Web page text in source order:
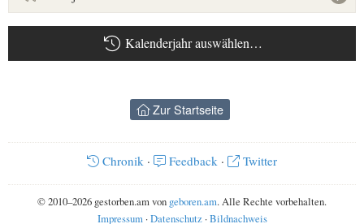
Kalenderjahr auswählen…
Zur Startseite
Chronik · Feedback · Twitter
© 2010–2026 gestorben.am von geboren.am. Alle Rechte vorbehalten.
Impressum ·Datenschutz·Bildnachweis